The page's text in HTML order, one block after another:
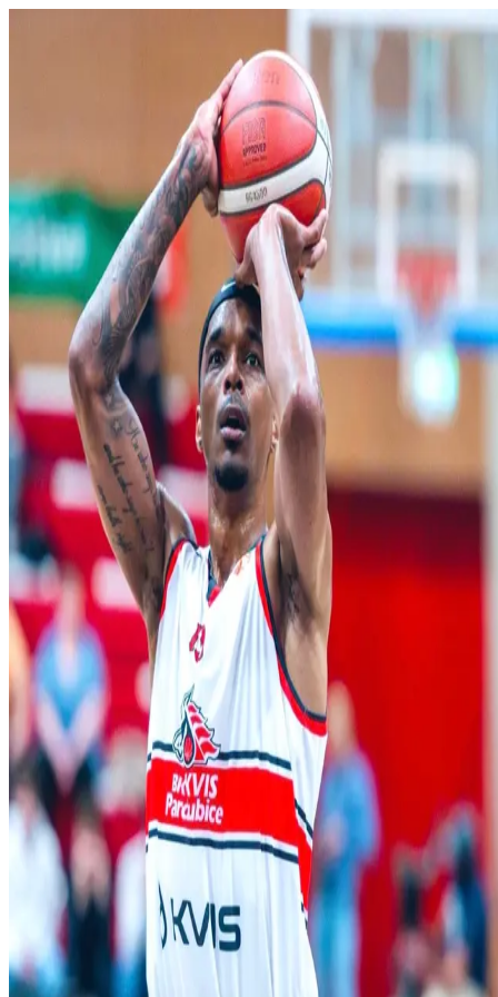
Domov
O klube
O násHistóriaÚspechyIskra ArénaKontakt
NovinkyKalendár
Mládež